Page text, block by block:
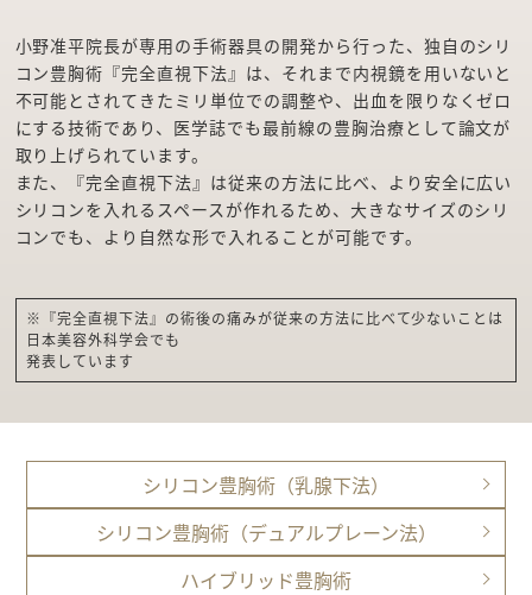
小野准平院長が専用の手術器具の開発から行った、独自のシリ
コン豊胸術『完全直視下法』は、それまで内視鏡を用いないと
不可能とされてきたミリ単位での調整や、出血を限りなくゼロ
にする技術であり、医学誌でも最前線の豊胸治療として論文が
取り上げられています。
また、『完全直視下法』は従来の方法に比べ、より安全に広い
シリコンを入れるスペースが作れるため、大きなサイズのシリ
コンでも、より自然な形で入れることが可能です。
※『完全直視下法』の術後の痛みが従来の方法に比べて少ないことは
日本美容外科学会でも
発表しています
シリコン豊胸術 （乳腺下法）
シリコン豊胸術（デュアルプレーン法）
ハイブリッド豊胸術